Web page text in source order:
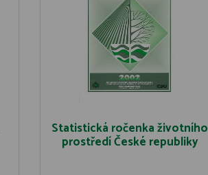
Statistická ročenka životního
prostředí České republiky